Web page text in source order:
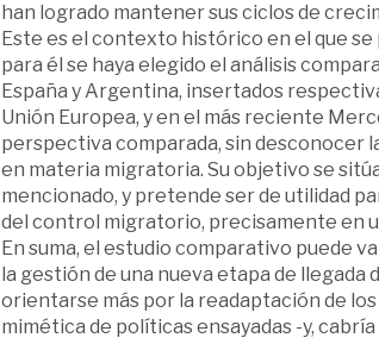
han logrado mantener sus ciclos de
Este es el contexto histórico en el que se
para él se haya elegido el análisis
España y Argentina, insertados
Unión Europea, y en el más reciente
perspectiva comparada, sin
en materia migratoria. Su objetivo se
mencionado, y pretende ser de utilidad
del control migratorio, precisamente en
En suma, el estudio comparativo puede
la gestión de una nueva etapa de
orientarse más por la readaptación de
mimética de políticas ensayadas -y,